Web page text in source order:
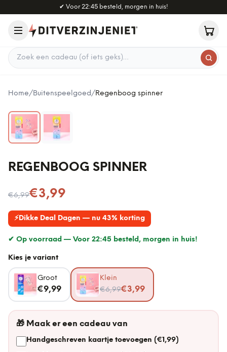
Naar hoofdinhoud
✔ Voor 22:45 besteld, morgen in huis!
Zoek een cadeau
Home/Buitenspeelgoed/Regenboog spinner
REGENBOOG SPINNER
€6,99
Nu voor
€3,99
⚡Dikke Deal Dagen — nu 43% korting
✔ Op voorraad — Voor 22:45 besteld, morgen in huis!
Kies je variant
Groot
€9,99
Klein
€6,99
Nu voor€3,99
🎁 Maak er een cadeau van
Handgeschreven kaartje toevoegen (€1,99)